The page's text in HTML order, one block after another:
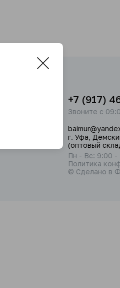
+7 (917)
Звоните с
г. Уфа,
(оптовый
Пн - Вс: 9:00 -
Политика
© Сделано в